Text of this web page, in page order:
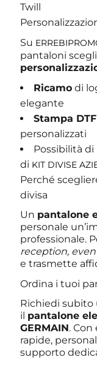
Twill
Su
pantaloni
Ricamo di
elegante
Stampa DTF
personalizzati
Possibilità
di KIT DIVISE
Perché
divisa
Un pantalone
personale
professionale.
reception,
e trasmette
Ordina i tuoi
Richiedi subito
il pantalone
GERMAIN.
rapide,
supporto